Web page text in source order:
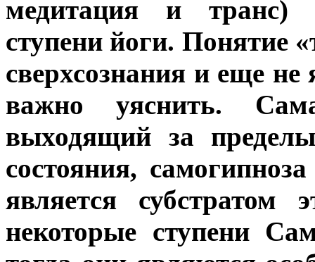
медитация и транс)
ступени йоги. Понятие
сверхсознания и еще не
важно уяснить.
выходящий за пределы
состояния,
является субстратом
некоторые ступени